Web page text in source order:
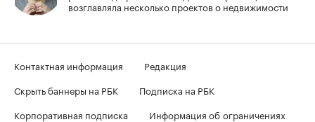
возглавляла несколько проектов о недвижимости
Контактная информация
Редакция
Скрыть баннеры на РБК
Подписка на РБК
Корпоративная подписка
Информация об ограничениях